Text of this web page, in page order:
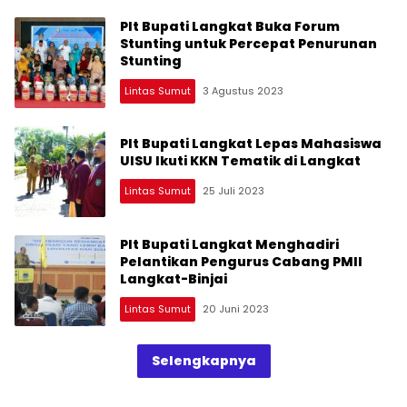
Plt Bupati Langkat Buka Forum
Stunting untuk Percepat Penurunan
Stunting
Lintas Sumut 3 Agustus 2023
Plt Bupati Langkat Lepas Mahasiswa
UISU Ikuti KKN Tematik di Langkat
Lintas Sumut 25 Juli 2023
Plt Bupati Langkat Menghadiri
Pelantikan Pengurus Cabang PMII
Langkat-Binjai
Lintas Sumut 20 Juni 2023
Selengkapnya